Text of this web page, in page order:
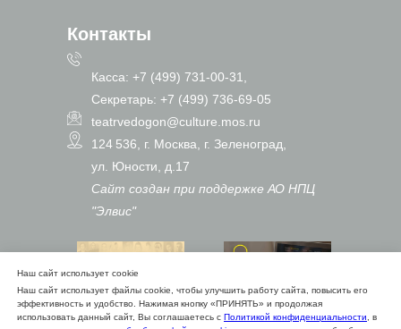
Наш сайт использует cookie
Наш сайт использует файлы cookie, чтобы улучшить работу сайта, повысить его
эффективность и удобство. Нажимая кнопку «ПРИНЯТЬ» и продолжая
использовать данный сайт, Вы соглашаетесь с Политикой конфиденциальности, в
Контакты
Касса: +7 (499) 731-00-31,
Секретарь: +7 (499) 736-69-05
teatrvedogon@culture.mos.ru
124 536, г. Москва, г. Зеленоград,
ул. Юности, д.17
Сайт создан при поддержке АО НПЦ
"Элвис"